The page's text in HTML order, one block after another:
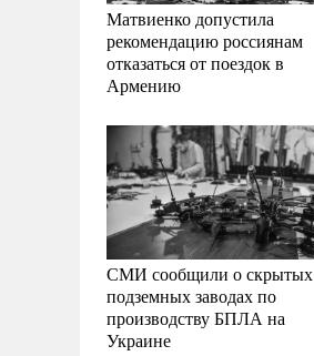
Матвиенко допустила
рекомендацию россиянам
отказаться от поездок в
Армению
СМИ сообщили о скрытых
подземных заводах по
производству БПЛА на
Украине